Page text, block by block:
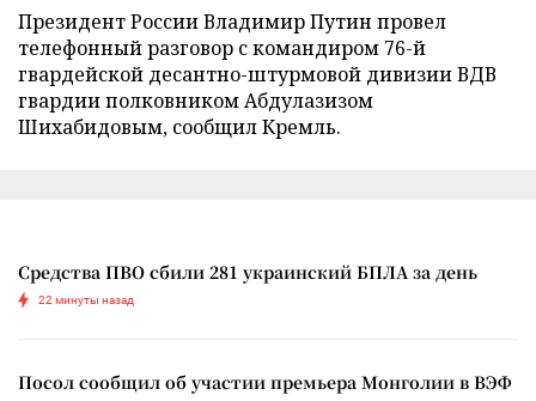
Президент России Владимир Путин провел
телефонный разговор с командиром 76-й
гвардейской десантно-штурмовой дивизии ВДВ
гвардии полковником Абдулазизом
Шихабидовым, сообщил Кремль.
Средства ПВО сбили 281 украинский БПЛА за день
22 минуты назад
Посол сообщил об участии премьера Монголии в ВЭФ